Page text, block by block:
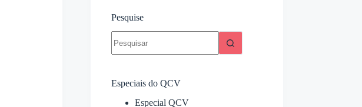
Pesquise
resultados
Especiais do QCV
Especial QCV